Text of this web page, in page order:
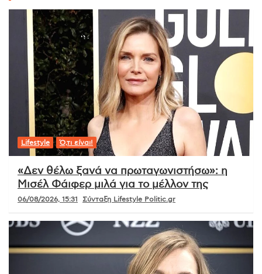
Lifestyle Ό,τι είναι!
«Δεν θέλω ξανά να πρωταγωνιστήσω»: η
Μισέλ Φάιφερ μιλά για το μέλλον της
06/08/2026, 15:31 Σύνταξη Lifestyle Politic.gr